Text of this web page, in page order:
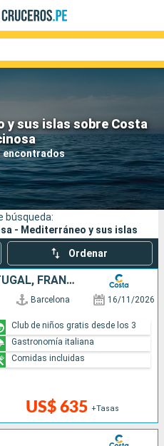
sus islas sobre Costa
encontrados
Compañías
Buscar
búsqueda:
- Mediterráneo y sus islas
Ordenar
ESPAÑA, GIBRALTAR, PORTUGAL, FRANCIA, ITALIA
Barcelona 16/11/2026
US$ 635 +Tasas
Club de niños gratis desde los 3
Gastronomía italiana
Comidas incluidas